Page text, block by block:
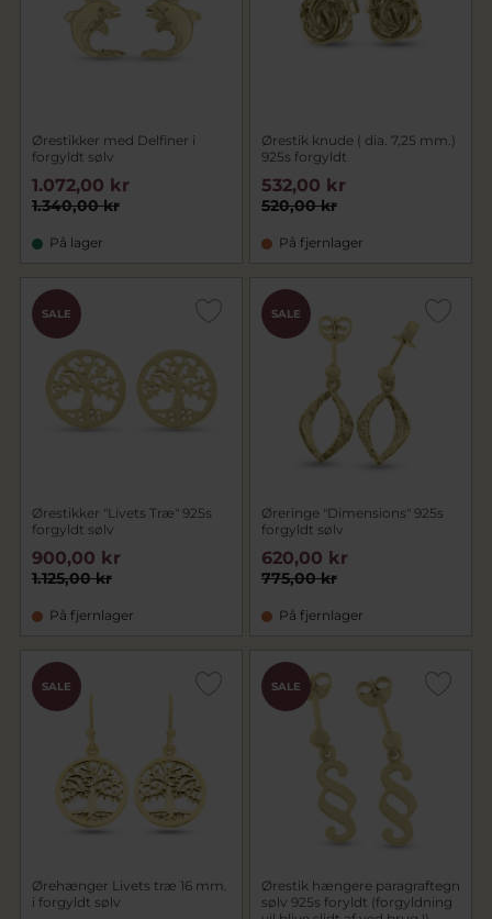
Ørestikker med Delfiner i
forgyldt sølv
1.340,00 kr
1.072,00 kr
På lager
Ørestik knude ( dia. 7,25 mm.)
925s forgyldt
520,00 kr
532,00 kr
På fjernlager
SALE
Ørestikker "Livets Træ" 925s
forgyldt sølv
1.125,00 kr
900,00 kr
På fjernlager
SALE
Øreringe "Dimensions" 925s
forgyldt sølv
775,00 kr
620,00 kr
På fjernlager
SALE
Ørehænger Livets træ 16 mm.
i forgyldt sølv
SALE
Ørestik hængere paragraftegn
sølv 925s foryldt (forgyldning